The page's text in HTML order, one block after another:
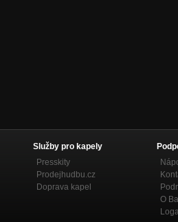
Služby pro kapely
Presskity
Prodejhudbu.cz
Doprava kapel
O